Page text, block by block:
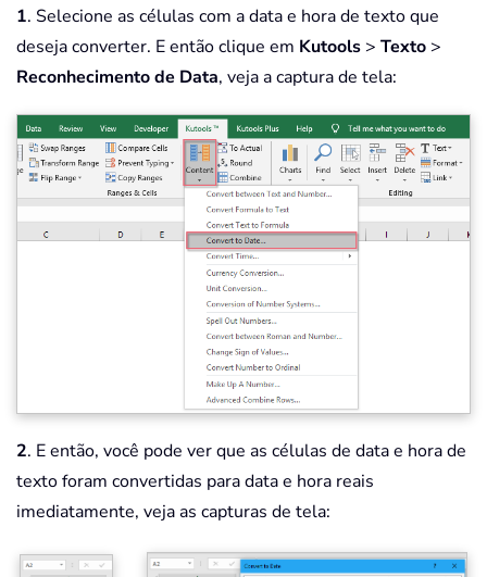
1. Selecione as células com a data e hora de texto que
deseja converter. E então clique em Kutools > Texto >
Reconhecimento de Data, veja a captura de tela:
2. E então, você pode ver que as células de data e hora de
texto foram convertidas para data e hora reais
imediatamente, veja as capturas de tela: